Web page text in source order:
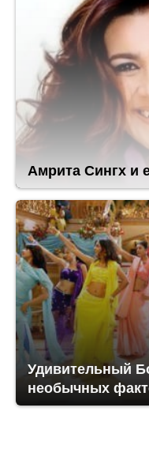
Амрита Сингх и
Удивительный
необычных